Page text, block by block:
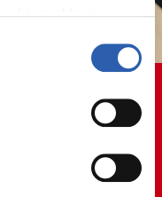
die uw gegevens